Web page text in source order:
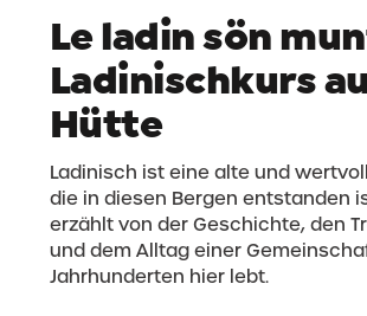
Le ladin sön
Ladinischkurs
Hütte
Ladinisch ist eine alte und
die in diesen Bergen entstanden
erzählt von der Geschichte, den
und dem Alltag einer
Jahrhunderten hier lebt.